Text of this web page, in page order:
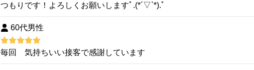
つもりです！よろしくお願いしますﾟ.(*´▽`*).ﾟ
60代男性
毎回 気持ちいい接客で感謝しています